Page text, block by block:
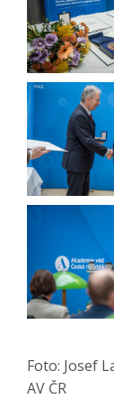
Foto: Josef
AV ČR